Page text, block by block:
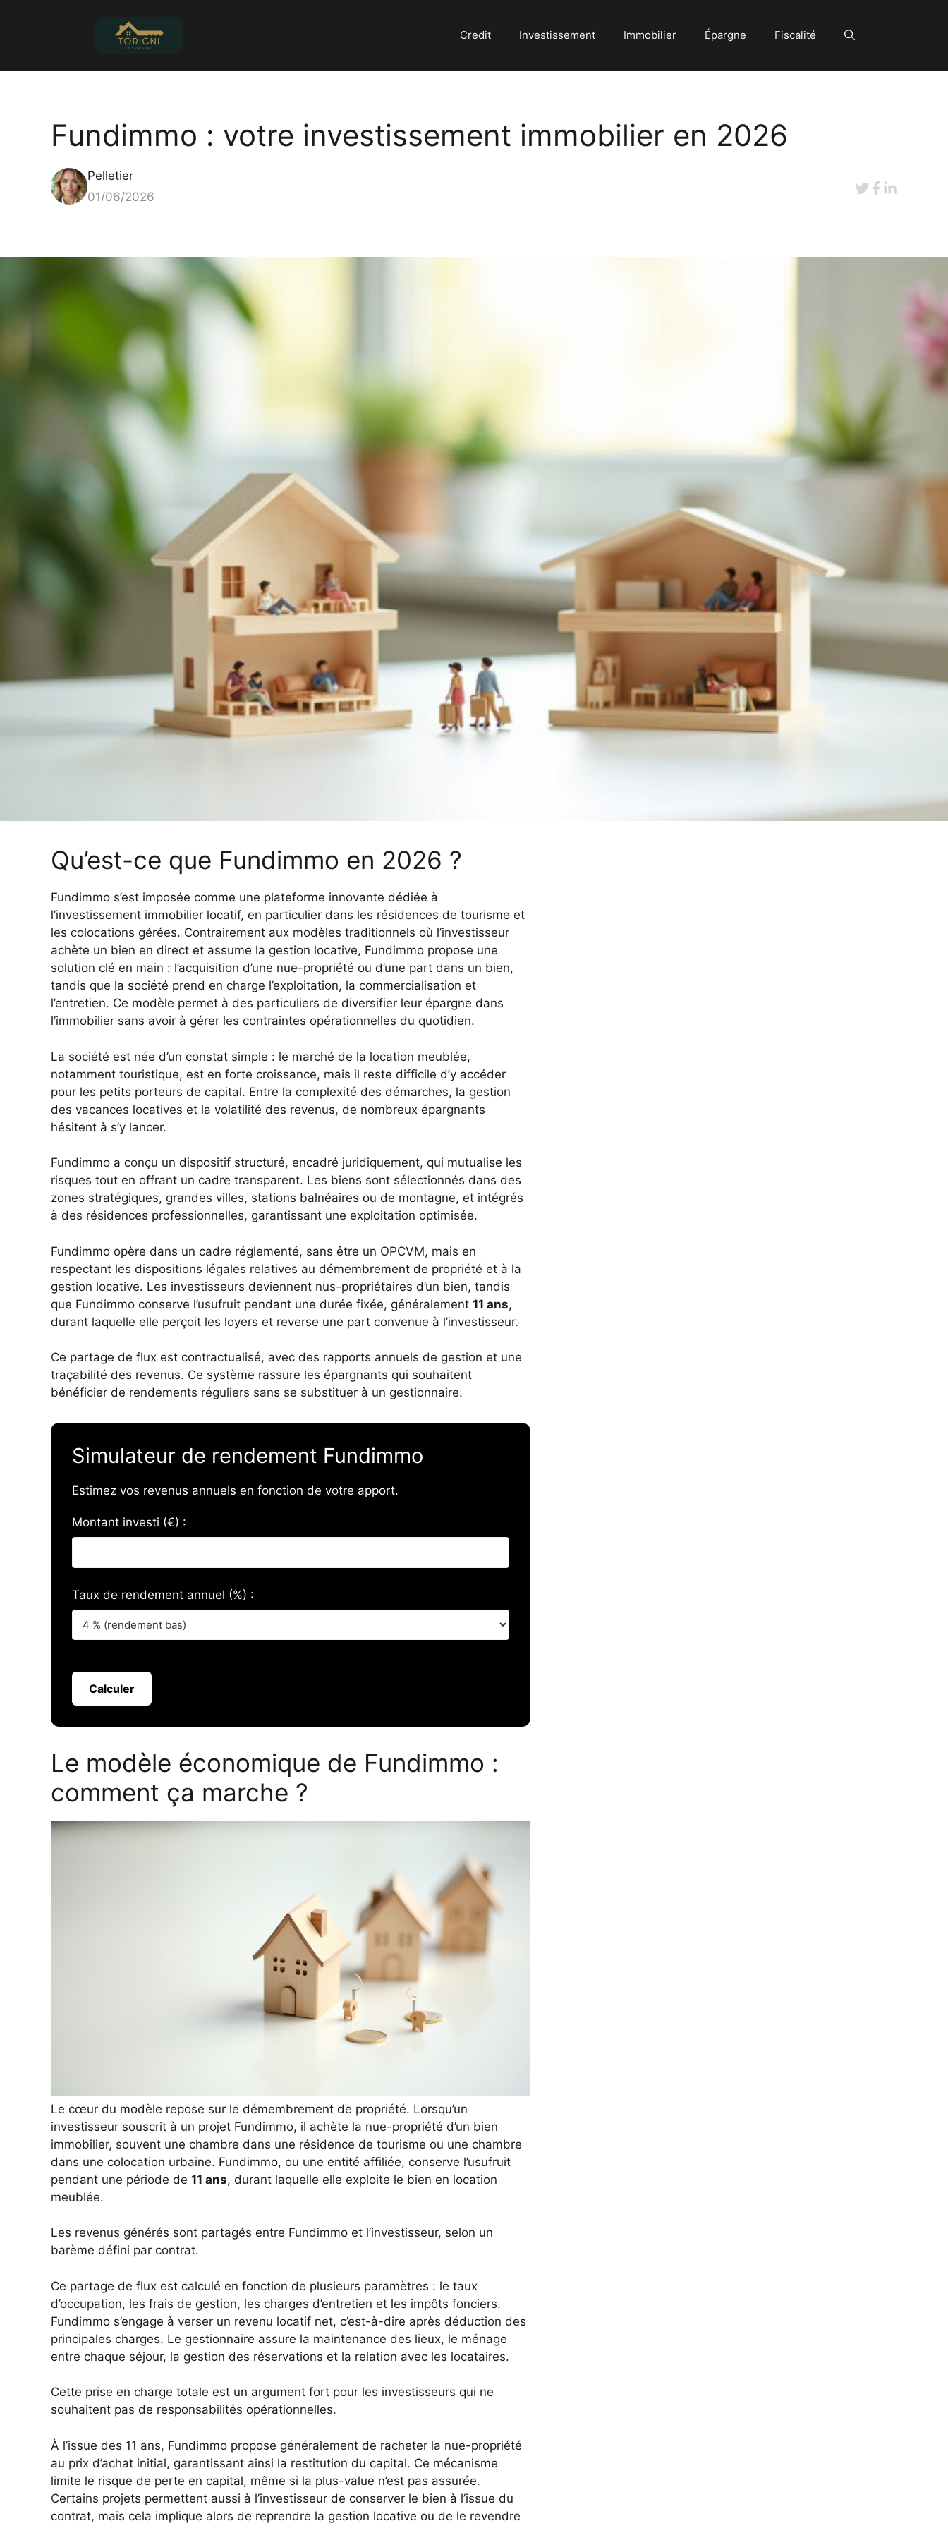
Credit Investissement Immobilier Épargne Fiscalité
Fundimmo : votre investissement immobilier en 2026
Pelletier
01/06/2026
Qu’est-ce que Fundimmo en 2026 ?
Fundimmo s’est imposée comme une plateforme innovante dédiée à
l’investissement immobilier locatif, en particulier dans les résidences de tourisme et
les colocations gérées. Contrairement aux modèles traditionnels où l’investisseur
achète un bien en direct et assume la gestion locative, Fundimmo propose une
solution clé en main : l’acquisition d’une nue-propriété ou d’une part dans un bien,
tandis que la société prend en charge l’exploitation, la commercialisation et
l’entretien. Ce modèle permet à des particuliers de diversifier leur épargne dans
l’immobilier sans avoir à gérer les contraintes opérationnelles du quotidien.
La société est née d’un constat simple : le marché de la location meublée,
notamment touristique, est en forte croissance, mais il reste difficile d’y accéder
pour les petits porteurs de capital. Entre la complexité des démarches, la gestion
des vacances locatives et la volatilité des revenus, de nombreux épargnants
hésitent à s’y lancer.
Fundimmo a conçu un dispositif structuré, encadré juridiquement, qui mutualise les
risques tout en offrant un cadre transparent. Les biens sont sélectionnés dans des
zones stratégiques, grandes villes, stations balnéaires ou de montagne, et intégrés
à des résidences professionnelles, garantissant une exploitation optimisée.
Fundimmo opère dans un cadre réglementé, sans être un OPCVM, mais en
respectant les dispositions légales relatives au démembrement de propriété et à la
gestion locative. Les investisseurs deviennent nus-propriétaires d’un bien, tandis
que Fundimmo conserve l’usufruit pendant une durée fixée, généralement 11 ans,
durant laquelle elle perçoit les loyers et reverse une part convenue à l’investisseur.
Ce partage de flux est contractualisé, avec des rapports annuels de gestion et une
traçabilité des revenus. Ce système rassure les épargnants qui souhaitent
bénéficier de rendements réguliers sans se substituer à un gestionnaire.
Simulateur de rendement Fundimmo
Estimez vos revenus annuels en fonction de votre apport.
Montant investi (€) :
Taux de rendement annuel (%) :
Calculer
Le modèle économique de Fundimmo :
comment ça marche ?
Le cœur du modèle repose sur le démembrement de propriété. Lorsqu’un
investisseur souscrit à un projet Fundimmo, il achète la nue-propriété d’un bien
immobilier, souvent une chambre dans une résidence de tourisme ou une chambre
dans une colocation urbaine. Fundimmo, ou une entité affiliée, conserve l’usufruit
pendant une période de 11 ans, durant laquelle elle exploite le bien en location
meublée.
Les revenus générés sont partagés entre Fundimmo et l’investisseur, selon un
barème défini par contrat.
Ce partage de flux est calculé en fonction de plusieurs paramètres : le taux
d’occupation, les frais de gestion, les charges d’entretien et les impôts fonciers.
Fundimmo s’engage à verser un revenu locatif net, c’est-à-dire après déduction des
principales charges. Le gestionnaire assure la maintenance des lieux, le ménage
entre chaque séjour, la gestion des réservations et la relation avec les locataires.
Cette prise en charge totale est un argument fort pour les investisseurs qui ne
souhaitent pas de responsabilités opérationnelles.
À l’issue des 11 ans, Fundimmo propose généralement de racheter la nue-propriété
au prix d’achat initial, garantissant ainsi la restitution du capital. Ce mécanisme
limite le risque de perte en capital, même si la plus-value n’est pas assurée.
Certains projets permettent aussi à l’investisseur de conserver le bien à l’issue du
contrat, mais cela implique alors de reprendre la gestion locative ou de le revendre